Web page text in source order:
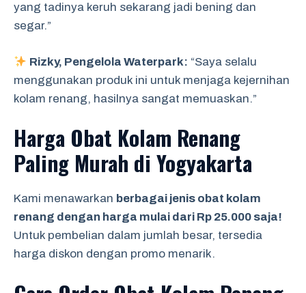
yang tadinya keruh sekarang jadi bening dan
segar.”
Rizky, Pengelola Waterpark: “Saya selalu
menggunakan produk ini untuk menjaga kejernihan
kolam renang, hasilnya sangat memuaskan.”
Harga Obat Kolam Renang
Paling Murah di Yogyakarta
Kami menawarkan berbagai jenis obat kolam
renang dengan harga mulai dari Rp 25.000 saja!
Untuk pembelian dalam jumlah besar, tersedia
harga diskon dengan promo menarik.